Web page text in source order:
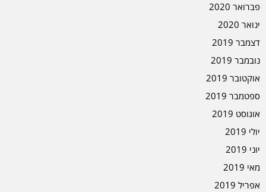
פברואר 2020
ינואר 2020
דצמבר 2019
נובמבר 2019
אוקטובר 2019
ספטמבר 2019
אוגוסט 2019
יולי 2019
יוני 2019
מאי 2019
אפריל 2019